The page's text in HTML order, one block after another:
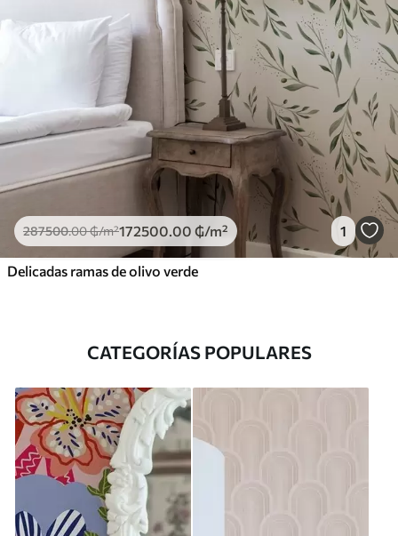
287500.00₲/m²172500.00 ₲/m² 1
Delicadas ramas de olivo verde
CATEGORÍAS POPULARES